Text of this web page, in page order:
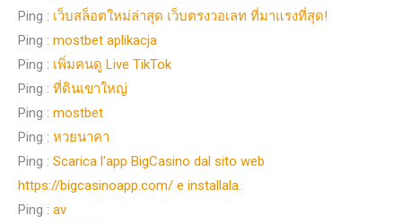
Ping : เว็บสล็อตใหม่ล่าสุด เว็บตรงวอเลท ที่มาแรงที่สุด!
Ping : mostbet aplikacja
Ping : เพิ่มคนดู Live TikTok
Ping : ที่ดินเขาใหญ่
Ping : mostbet
Ping : หวยนาคา
Ping : Scarica l'app BigCasino dal sito web
https://bigcasinoapp.com/ e installala.
Ping : av